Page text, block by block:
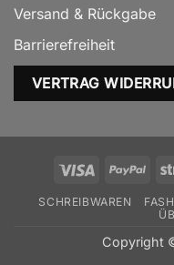
Versand & Rückgabe
Barrierefreiheit
VERTRAG
Visa
SCHREIBWAREN
Copyright